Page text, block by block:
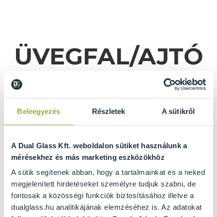
Beleegyezés Részletek A sütikről
A Dual Glass Kft. weboldalon sütiket használunk a
mérésekhez és más marketing eszközökhöz
A sütik segítenek abban, hogy a tartalmainkat és a neked
megjelenített hirdetéseket személyre tudjuk szabni, de
fontosak a közösségi funkciók biztosításához illetve a
dualglass.hu analitikájának elemzéséhez is. Az adatokat
ÜVEGFAL/AJTÓ
KALKULÁTOR
GRATULÁLUNK ÖNNEK